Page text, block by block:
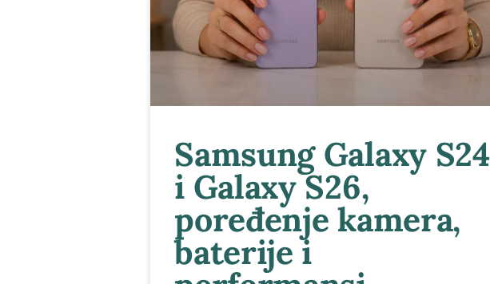
Samsung Galaxy S24
i Galaxy S26,
poređenje kamera,
baterije i